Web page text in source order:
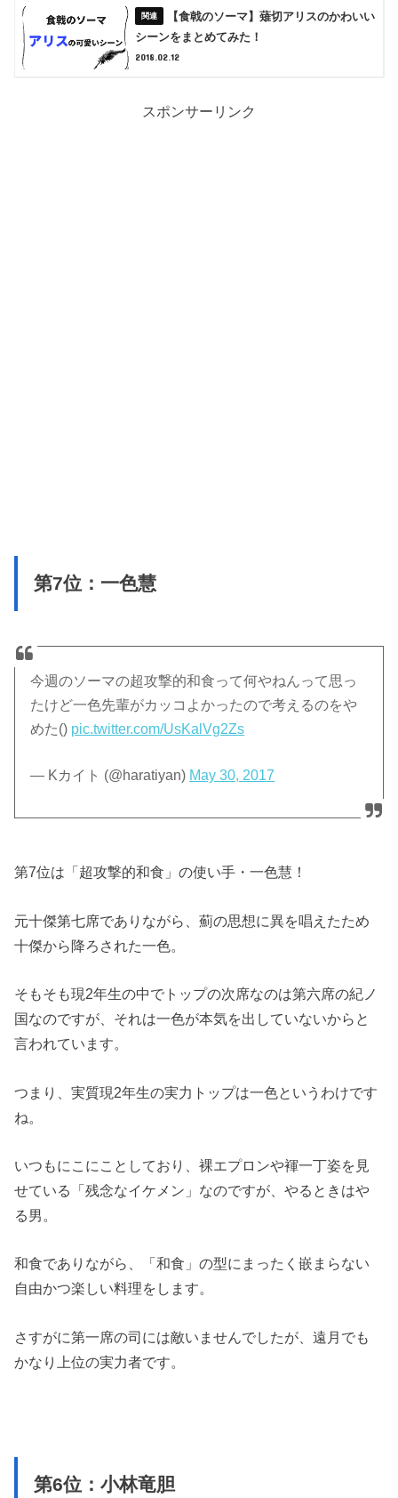
【食戟のソーマ】薙切アリスのかわいい
シーンをまとめてみた！
2018.02.12
スポンサーリンク
第7位：一色慧
今週のソーマの超攻撃的和食って何やねんって思っ
たけど一色先輩がカッコよかったので考えるのをや
めた() pic.twitter.com/UsKalVg2Zs
— Kカイト (@haratiyan) May 30, 2017
第7位は「超攻撃的和食」の使い手・一色慧！
元十傑第七席でありながら、薊の思想に異を唱えたため
十傑から降ろされた一色。
そもそも現2年生の中でトップの次席なのは第六席の紀ノ
国なのですが、それは一色が本気を出していないからと
言われています。
つまり、実質現2年生の実力トップは一色というわけです
ね。
いつもにこにことしており、裸エプロンや褌一丁姿を見
せている「残念なイケメン」なのですが、やるときはや
る男。
和食でありながら、「和食」の型にまったく嵌まらない
自由かつ楽しい料理をします。
さすがに第一席の司には敵いませんでしたが、遠月でも
かなり上位の実力者です。
第6位：小林竜胆